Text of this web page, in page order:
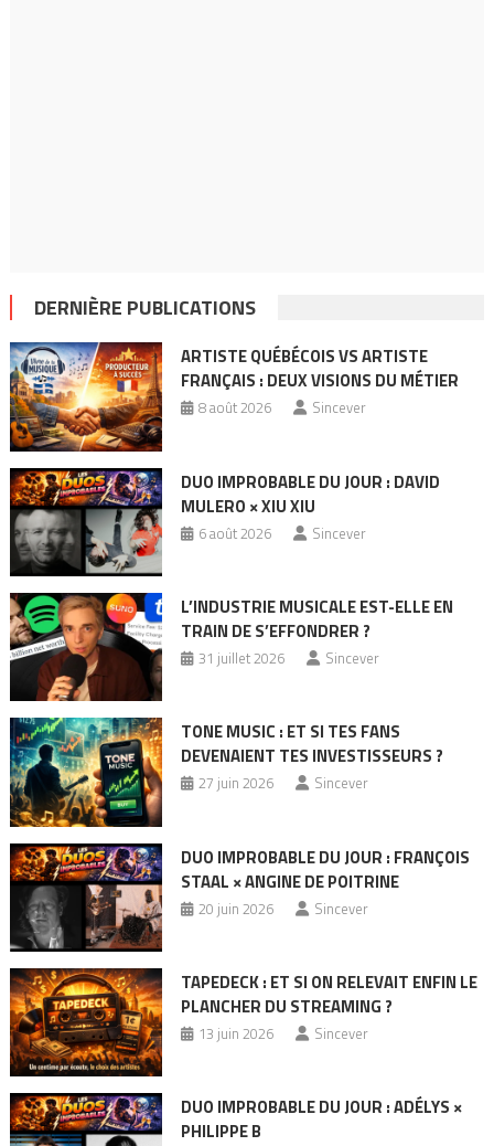
DERNIÈRE PUBLICATIONS
ARTISTE QUÉBÉCOIS VS ARTISTE
FRANÇAIS : DEUX VISIONS DU MÉTIER
8 août 2026 Sincever
DUO IMPROBABLE DU JOUR : DAVID
MULERO × XIU XIU
6 août 2026 Sincever
L’INDUSTRIE MUSICALE EST-ELLE EN
TRAIN DE S’EFFONDRER ?
31 juillet 2026 Sincever
TONE MUSIC : ET SI TES FANS
DEVENAIENT TES INVESTISSEURS ?
27 juin 2026 Sincever
DUO IMPROBABLE DU JOUR : FRANÇOIS
STAAL × ANGINE DE POITRINE
20 juin 2026 Sincever
TAPEDECK : ET SI ON RELEVAIT ENFIN LE
PLANCHER DU STREAMING ?
13 juin 2026 Sincever
DUO IMPROBABLE DU JOUR : ADÉLYS ×
PHILIPPE B